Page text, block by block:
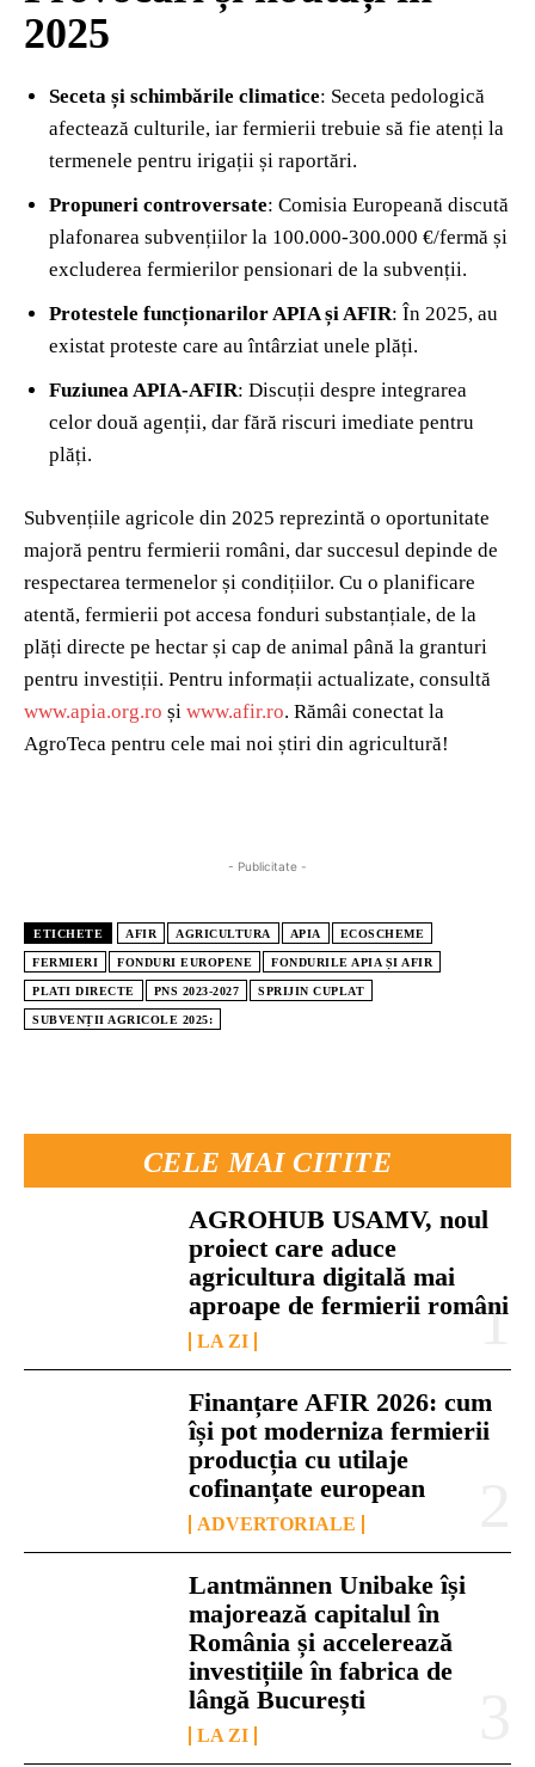
CELE MAI CITITE
AGROHUB USAMV, noul
proiect care aduce
agricultura digitală mai
aproape de fermierii români
LA ZI
Finanțare AFIR 2026: cum
își pot moderniza fermierii
producția cu utilaje
cofinanțate european
ADVERTORIALE
Lantmännen Unibake își
majorează capitalul în
România și accelerează
investițiile în fabrica de
lângă București
LA ZI
2025
Seceta și schimbările climatice: Seceta pedologică
afectează culturile, iar fermierii trebuie să fie atenți la
termenele pentru irigații și raportări.
Propuneri controversate: Comisia Europeană discută
plafonarea subvențiilor la 100.000-300.000 €/fermă și
excluderea fermierilor pensionari de la subvenții.
Protestele funcționarilor APIA și AFIR: În 2025, au
existat proteste care au întârziat unele plăți.
Fuziunea APIA-AFIR: Discuții despre integrarea
celor două agenții, dar fără riscuri imediate pentru
plăți.
Subvențiile agricole din 2025 reprezintă o oportunitate
majoră pentru fermierii români, dar succesul depinde de
respectarea termenelor și condițiilor. Cu o planificare
atentă, fermierii pot accesa fonduri substanțiale, de la
plăți directe pe hectar și cap de animal până la granturi
pentru investiții. Pentru informații actualizate, consultă
www.apia.org.ro și www.afir.ro. Rămâi conectat la
AgroTeca pentru cele mai noi știri din agricultură!
- Publicitate -
ETICHETE AFIR AGRICULTURA APIA ECOSCHEME
FERMIERI FONDURI EUROPENE FONDURILE APIA ȘI AFIR
PLATI DIRECTE PNS 2023-2027 SPRIJIN CUPLAT
SUBVENȚII AGRICOLE 2025: